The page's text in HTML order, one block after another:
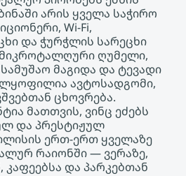
არის ყველა საჭირო
Wi-Fi,
და ჭურჭლის სარეცხი
მიკროტალღური ღუმელი,
მაგიდა და ტევადი
ავტოსადგომი,
ცხოვრება.
მათთვის, ვინც ეძებს
და პრესტიჟულ
ერთ-ერთ ყველაზე
რაიონში — ვერაზე,
და პარკებთან